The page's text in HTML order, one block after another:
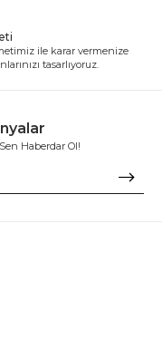
ile karar vermenize
tasarlıyoruz.
Haberdar Ol!